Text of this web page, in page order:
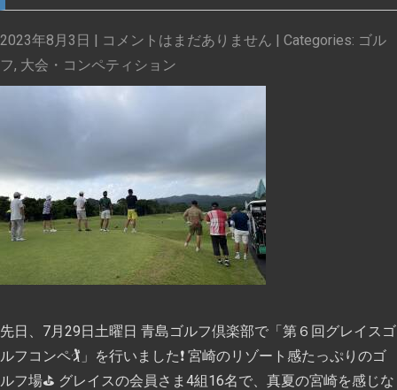
2023年8月3日 | コメントはまだありません | Categories: ゴル
フ, 大会・コンペティション
先日、7月29日土曜日 青島ゴルフ倶楽部で「第６回グレイスゴ
ルフコンペ🏌️」を行いました❗ 宮崎のリゾート感たっぷりのゴ
ルフ場⛳ グレイスの会員さま4組16名で、真夏の宮崎を感じな